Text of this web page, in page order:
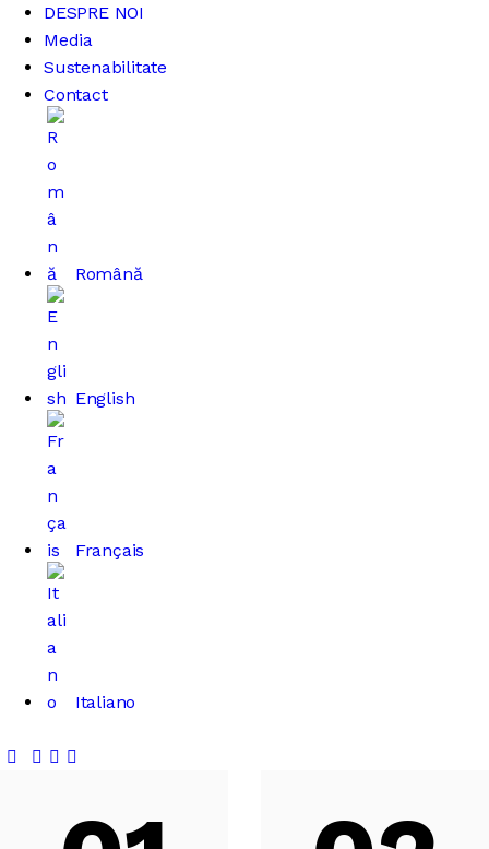
DESPRE NOI
Media
Sustenabilitate
Contact
Română
English
Français
Italiano